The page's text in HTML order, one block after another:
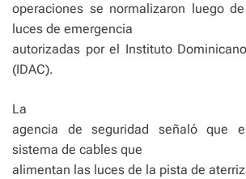
operaciones se normalizaron luego
luces de emergencia
autorizadas por el Instituto
(IDAC).
La
agencia de seguridad señaló que
sistema de cables que
alimentan las luces de la pista de